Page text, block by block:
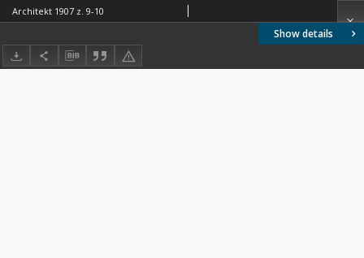
Show details
Architekt 1907 z. 9-10